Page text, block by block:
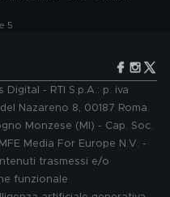
5
- RTI S.p.A.: p. iva
Nazareno 8, 00187 Roma.
Monzese (MI) - Cap. Soc.
Media For Europe N.V. -
trasmessi e/o
funzionale